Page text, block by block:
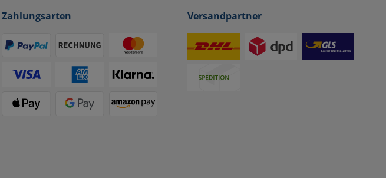
Zahlungsarten Versandpartner